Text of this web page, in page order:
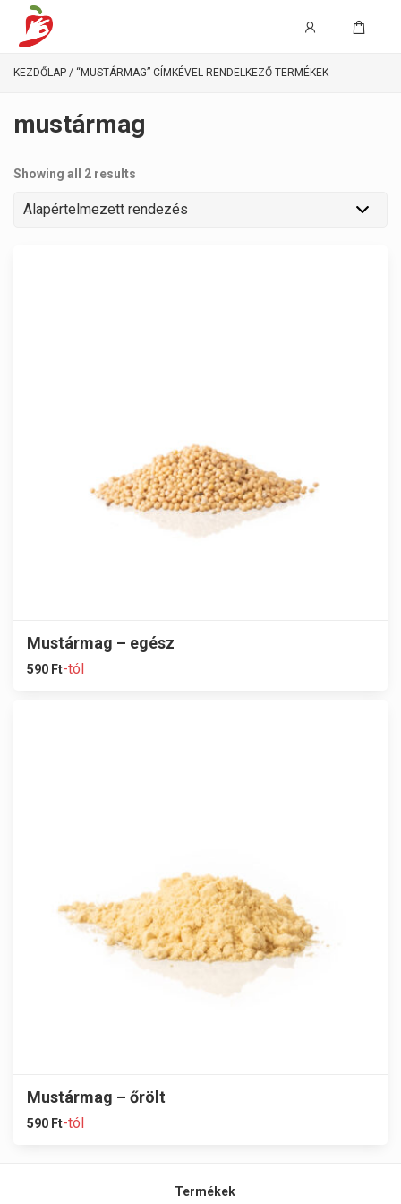
KEZDŐLAP / “MUSTÁRMAG” CÍMKÉVEL RENDELKEZŐ TERMÉKEK
mustármag
Showing all 2 results
Mustármag – egész
590 Ft-tól
Mustármag – őrölt
590 Ft-tól
Termékek